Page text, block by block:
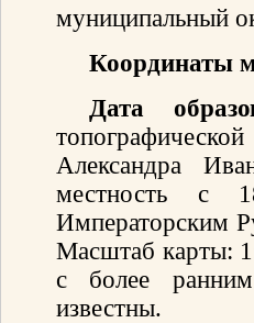
муниципальный
Координаты
Дата
Александра
местность с
Императорским
Масштаб карты:
с более
известны.